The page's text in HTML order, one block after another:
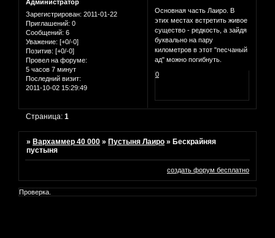
Администратор
Зарегистрирован: 2011-01-22
Приглашений: 0
Сообщений: 6
Уважение: [+0/-0]
Позитив: [+0/-0]
Провел на форуме:
5 часов 7 минут
Последний визит:
2011-10-02 15:29:49
Основная часть Лаиро. В
этих местах встретить живое
существо - редкость, а зайдя
буквально на пару
километров в этот "песчаный
ад" можно погибнуть.
0
Страница:1
» Вархаммер 40 000 » Пустыня Лаиро » Бескрайняя
пустыня
создать форум бесплатно
Проверка.